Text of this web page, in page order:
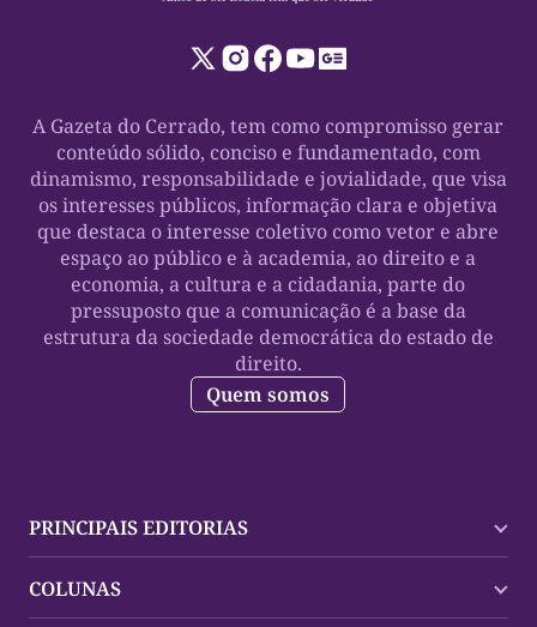
A Gazeta do Cerrado, tem como compromisso gerar
conteúdo sólido, conciso e fundamentado, com
dinamismo, responsabilidade e jovialidade, que visa
os interesses públicos, informação clara e objetiva
que destaca o interesse coletivo como vetor e abre
espaço ao público e à academia, ao direito e a
economia, a cultura e a cidadania, parte do
pressuposto que a comunicação é a base da
estrutura da sociedade democrática do estado de
direito.
Quem somos
PRINCIPAIS EDITORIAS
Palmas
COLUNAS